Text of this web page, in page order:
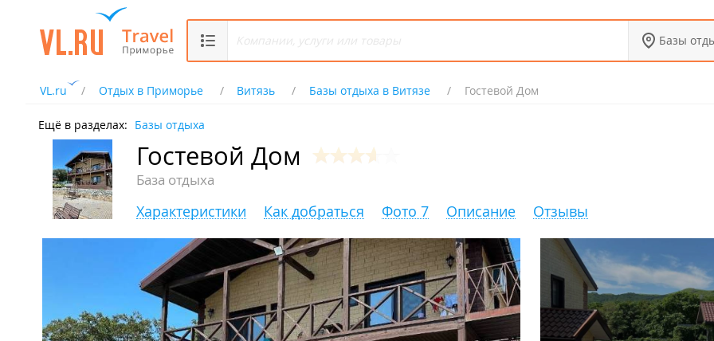
Базы
VL.ru Отдых в Приморье Витязь Базы отдыха в Витязе Гостевой Дом
Ещё в разделах: Базы отдыха
Гостевой Дом
База отдыха
Характеристики Как добраться Фото 7 Описание Отзывы